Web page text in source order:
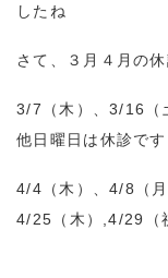
したね
さて、３月４月の
3/7（木）、3/16（
他日曜日は休診です
4/4（木）、4/8（
4/25（木）,4/29（